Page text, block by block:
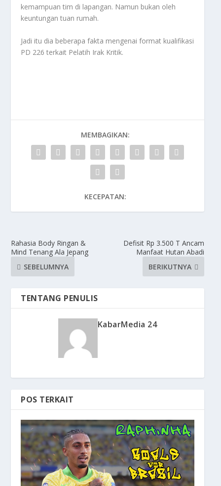
kemampuan tim di lapangan. Namun bukan oleh
keuntungan tuan rumah.
Jadi itu dia beberapa fakta mengenai format kualifikasi
PD 226 terkait Pelatih Irak Kritik.
MEMBAGIKAN:
KECEPATAN:
Rahasia Body Ringan &
Mind Tenang Ala Jepang
SEBELUMNYA
Defisit Rp 3.500 T Ancam
Manfaat Hutan Abadi
BERIKUTNYA
TENTANG PENULIS
KabarMedia 24
POS TERKAIT